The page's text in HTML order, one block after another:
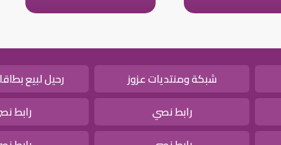
شبكة ومنتديات عزوز رحيل لبيع
رابط نصي رابط